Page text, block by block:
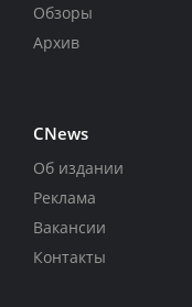
Обзоры
Архив
CNews
Об издании
Реклама
Вакансии
Контакты